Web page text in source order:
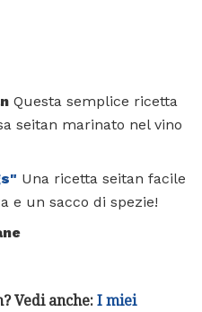
Questa semplice ricetta
seitan marinato nel vino
Una ricetta seitan facile
e un sacco di spezie!
Vedi anche: I miei